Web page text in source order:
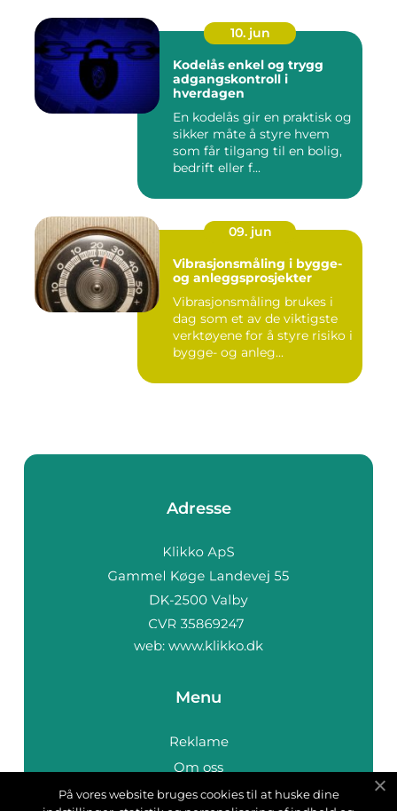
10. jun
Kodelås enkel og trygg
adgangskontroll i
hverdagen
En kodelås gir en praktisk og
sikker måte å styre hvem
som får tilgang til en bolig,
bedrift eller f...
09. jun
Vibrasjonsmåling i bygge-
og anleggsprosjekter
Vibrasjonsmåling brukes i
dag som et av de viktigste
verktøyene for å styre risiko i
bygge- og anleg...
Adresse
web: www.klikko.dk
Menu
Reklame
Om oss
Cookies
På vores website bruges cookies til at huske dine